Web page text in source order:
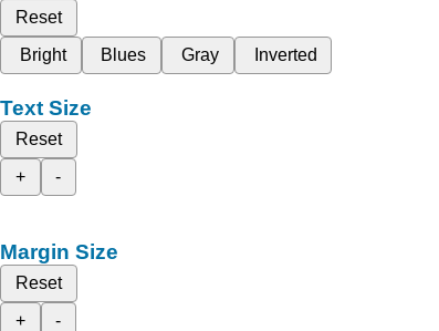
Reset
Bright
Blues Gray Inverted
Text Size
Reset
+
-
Margin Size
Reset
+
-